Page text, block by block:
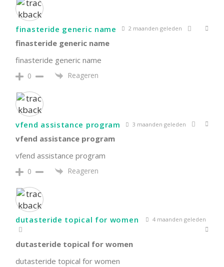
finasteride generic name 2 maanden geleden
finasteride generic name
finasteride generic name
0 Reageren
vfend assistance program 3 maanden geleden
vfend assistance program
vfend assistance program
0 Reageren
dutasteride topical for women 4 maanden geleden
dutasteride topical for women
dutasteride topical for women